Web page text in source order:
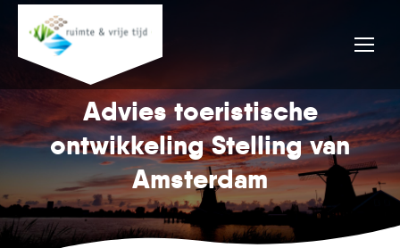
Advies toeristische
ontwikkeling Stelling van
Amsterdam